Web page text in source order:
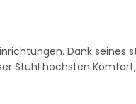
Dank seines
Stuhl höchsten